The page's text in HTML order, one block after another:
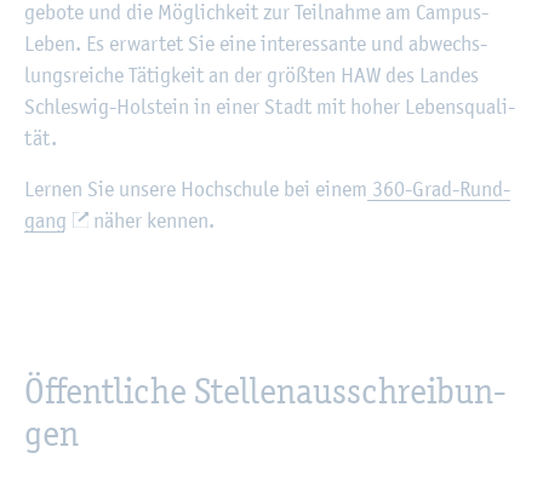
ge­bo­te und die Mög­lich­keit zur Teil­nah­me am Cam­pus-
Leben. Es er­war­tet Sie eine in­ter­es­san­te und ab­wechs­
lungs­rei­che Tä­tig­keit an der grö­ß­ten HAW des Lan­des
Schles­wig-Hol­stein in einer Stadt mit hoher Le­bens­qua­li­
tät.
Ler­nen Sie un­se­re Hoch­schu­le bei einem 360-Grad-Rund­
gang
näher ken­nen.
Öf­fent­li­che Stel­len­aus­schrei­bun­
gen